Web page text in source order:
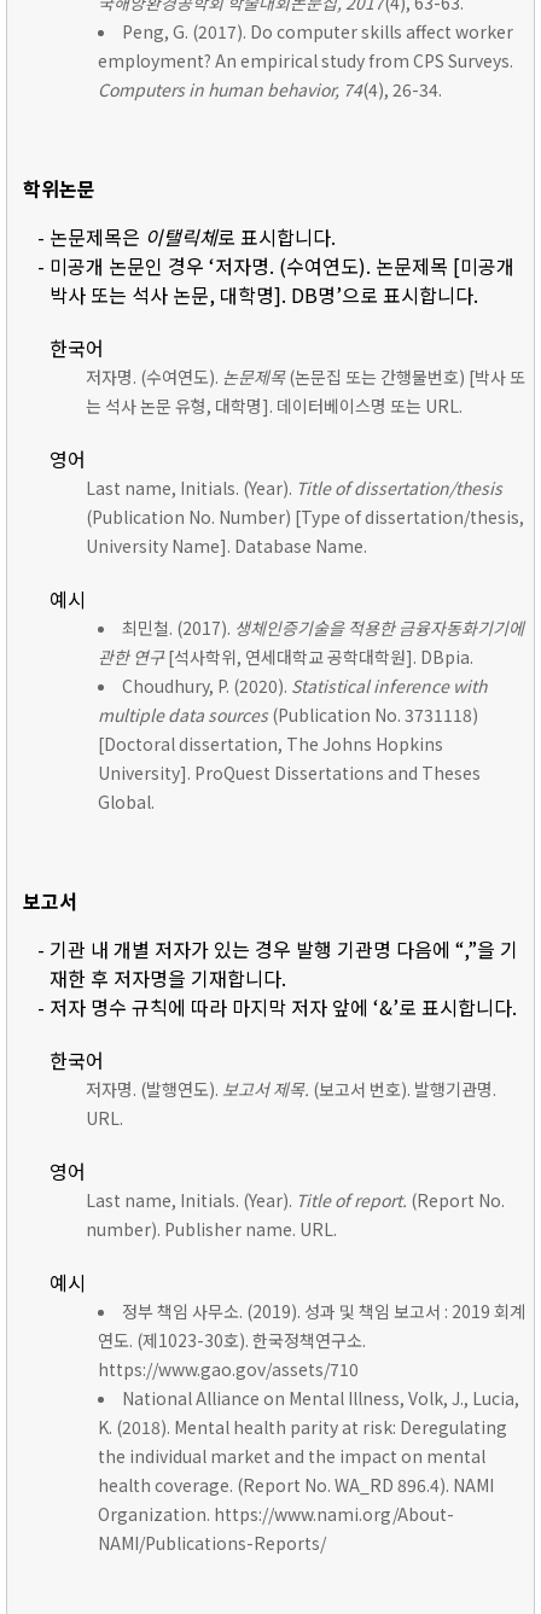
Peng, G. (2017). Do computer skills affect worker
employment? An empirical study from CPS Surveys.
Computers in human behavior, 74(4), 26-34.
학위논문
- 논문제목은 이탤릭체로 표시합니다.
- 미공개 논문인 경우 ‘저자명. (수여연도). 논문제목 [미공개
박사 또는 석사 논문, 대학명]. DB명’으로 표시합니다.
한국어
저자명. (수여연도). 논문제목(논문집 또는 간행물번호) [박사 또
는 석사 논문 유형, 대학명]. 데이터베이스명 또는 URL.
영어
Last name, Initials. (Year). Title of dissertation/thesis
(Publication No. Number) [Type of dissertation/thesis,
University Name]. Database Name.
예시
최민철. (2017). 생체인증기술을 적용한 금융자동화기기에
관한 연구[석사학위, 연세대학교 공학대학원]. DBpia.
Choudhury, P. (2020). Statistical inference with
multiple data sources(Publication No. 3731118)
[Doctoral dissertation, The Johns Hopkins
University]. ProQuest Dissertations and Theses
Global.
보고서
- 기관 내 개별 저자가 있는 경우 발행 기관명 다음에 “,”을 기
재한 후 저자명을 기재합니다.
- 저자 명수 규칙에 따라 마지막 저자 앞에 ‘&’로 표시합니다.
한국어
저자명. (발행연도). 보고서 제목. (보고서 번호). 발행기관명.
URL.
영어
Last name, Initials. (Year). Title of report. (Report No.
number). Publisher name. URL.
예시
정부 책임 사무소. (2019). 성과 및 책임 보고서 : 2019 회계
연도. (제1023-30호). 한국정책연구소.
https://www.gao.gov/assets/710
National Alliance on Mental Illness, Volk, J., Lucia,
K. (2018). Mental health parity at risk: Deregulating
the individual market and the impact on mental
health coverage. (Report No. WA_RD 896.4). NAMI
Organization. https://www.nami.org/About-
NAMI/Publications-Reports/